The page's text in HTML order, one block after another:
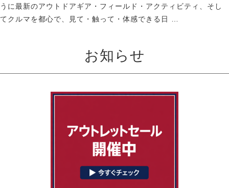
うに最新のアウトドアギア・フィールド・アクティビティ、そし
てクルマを都心で、見て・触って・体感できる日 …
お知らせ